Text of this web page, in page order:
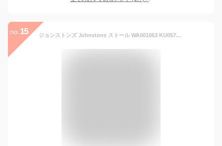
no. 15 ジョンストンズ Johnstons ストール WA001063 KU0578 カシミア 100% チェック 薄手マフラー グレーブキャナン メンズ レディース 新品 送料無料